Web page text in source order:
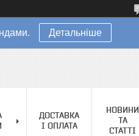
Детальніше
ДОСТАВКА
І ОПЛАТА
НОВИНИ
ТА
СТАТТІ